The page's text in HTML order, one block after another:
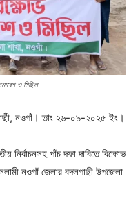
ও মিছিল
নওগাঁ। তাং ২৬-০৯-২০২৫ ইং।
নির্বাচনসহ পাঁচ দফা দাবিতে বিক্ষোভ
নওগাঁ জেলার বদলগাছী উপজেলা